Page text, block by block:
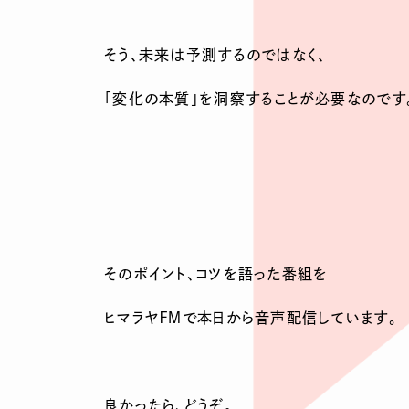
そう、未来は予測するのではなく、
「変化の本質」を洞察することが必要なのです
そのポイント、コツを語った番組を
ヒマラヤＦＭで本日から音声配信しています。
良かったら、どうぞ。